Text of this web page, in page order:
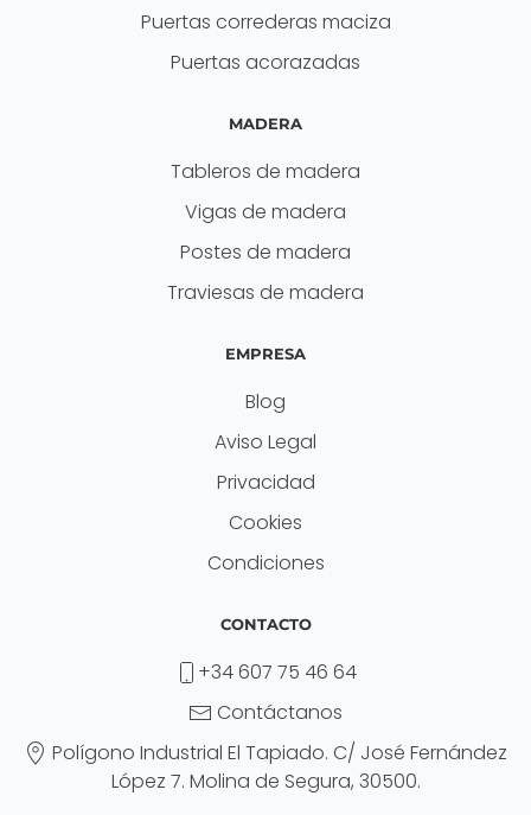
Puertas correderas maciza
Puertas acorazadas
MADERA
Tableros de madera
Vigas de madera
Postes de madera
Traviesas de madera
EMPRESA
Blog
Aviso Legal
Privacidad
Cookies
Condiciones
CONTACTO
+34 607 75 46 64
Contáctanos
Polígono Industrial El Tapiado. C/ José Fernández
López 7. Molina de Segura, 30500.